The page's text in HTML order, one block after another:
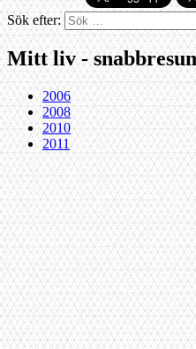
Sök efter:
Mitt liv -
2006
2008
2010
2011